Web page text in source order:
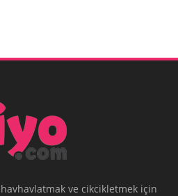
ve cikcikletmek için